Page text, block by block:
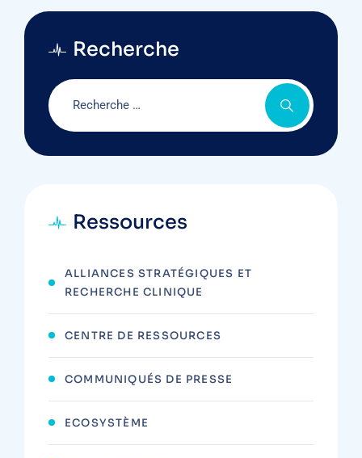
Recherche
Ressources
ALLIANCES STRATÉGIQUES ET
RECHERCHE CLINIQUE
CENTRE DE RESSOURCES
COMMUNIQUÉS DE PRESSE
ECOSYSTÈME